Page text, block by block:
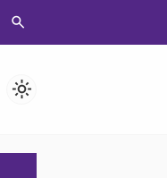
search
light_mode